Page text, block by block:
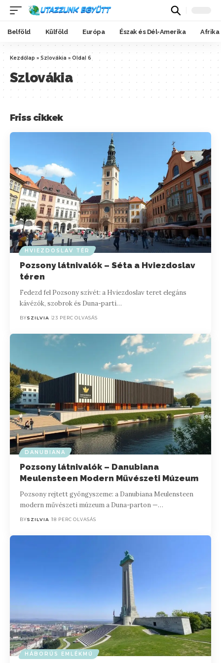
Belföld Külföld Európa Észak és Dél-Amerika Afrika
Kezdőlap » Szlovákia » Oldal 6
Szlovákia
Friss cikkek
HVIEZDOSLAV TÉR
Pozsony látnivalók – Séta a Hviezdoslav
téren
Fedezd fel Pozsony szívét: a Hviezdoslav teret elegáns
kávézók, szobrok és Duna-parti…
BYSZILVIA 23 PERC OLVASÁS
DANUBIANA
Pozsony látnivalók – Danubiana
Meulensteen Modern Művészeti Múzeum
Pozsony rejtett gyöngyszeme: a Danubiana Meulensteen
modern művészeti múzeum a Duna-parton —…
BYSZILVIA 18 PERC OLVASÁS
HÁBORÚS EMLÉKMŰ